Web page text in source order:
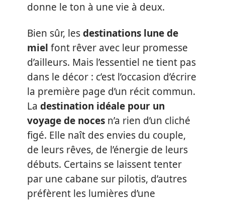
donne le ton à une vie à deux.
Bien sûr, lesdestinations lune de
miel font rêver avec leur promesse
d’ailleurs. Mais l’essentiel ne tient pas
dans le décor : c’est l’occasion d’écrire
la première page d’un récit commun.
La destination idéale pour un
voyage de noces n’a rien d’un cliché
figé. Elle naît des envies du couple,
de leurs rêves, de l’énergie de leurs
débuts. Certains se laissent tenter
par une cabane sur pilotis, d’autres
préfèrent les lumières d’une